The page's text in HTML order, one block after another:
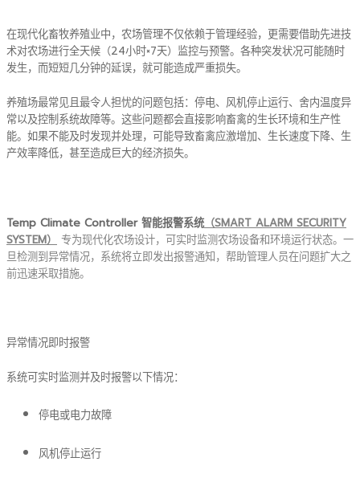
在现代化畜牧养殖业中，农场管理不仅依赖于管理经验，更需要借助先进技
术对农场进行全天候（24小时×7天）监控与预警。各种突发状况可能随时
发生，而短短几分钟的延误，就可能造成严重损失。
养殖场最常见且最令人担忧的问题包括：停电、风机停止运行、舍内温度异
常以及控制系统故障等。这些问题都会直接影响畜禽的生长环境和生产性
能。如果不能及时发现并处理，可能导致畜禽应激增加、生长速度下降、生
产效率降低，甚至造成巨大的经济损失。
Temp Climate Controller 智能报警系统（SMART ALARM SECURITY
SYSTEM）
专为现代化农场设计，可实时监测农场设备和环境运行状态。一
旦检测到异常情况，系统将立即发出报警通知，帮助管理人员在问题扩大之
前迅速采取措施。
异常情况即时报警
系统可实时监测并及时报警以下情况：
停电或电力故障
风机停止运行